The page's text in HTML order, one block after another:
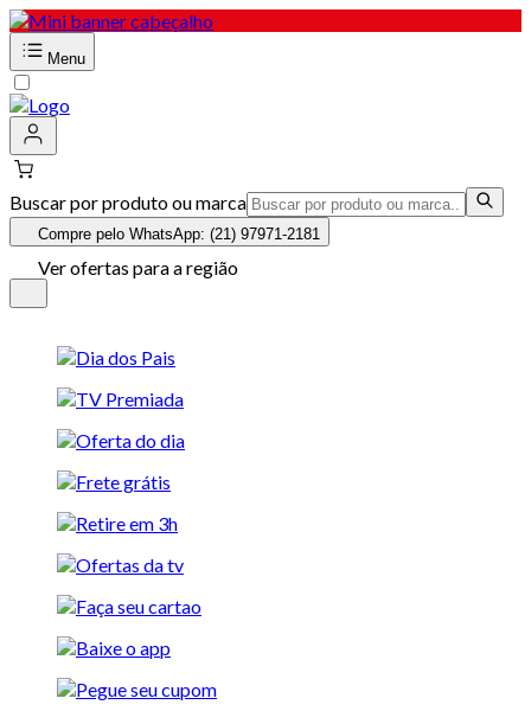
Menu
Buscar por produto ou marca
Compre pelo WhatsApp: (21) 97971-2181
Ver ofertas para a região